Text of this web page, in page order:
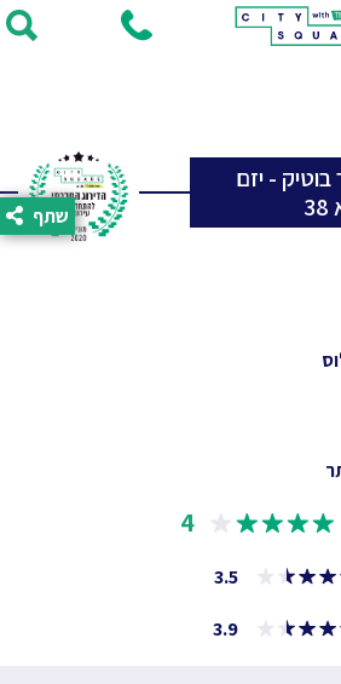
- יזם
שתף
4
3.5
3.9